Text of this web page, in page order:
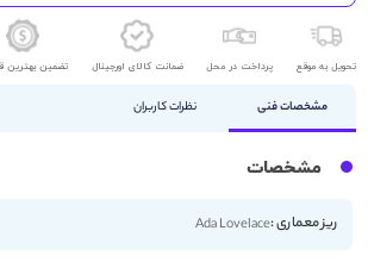
تحویل به موقع پرداخت در محل ضمانت کالای اورجینال تضمین بهترین
مشخصات فنی نظرات کاربران
مشخصات
ریز معماری :Ada Lovelace